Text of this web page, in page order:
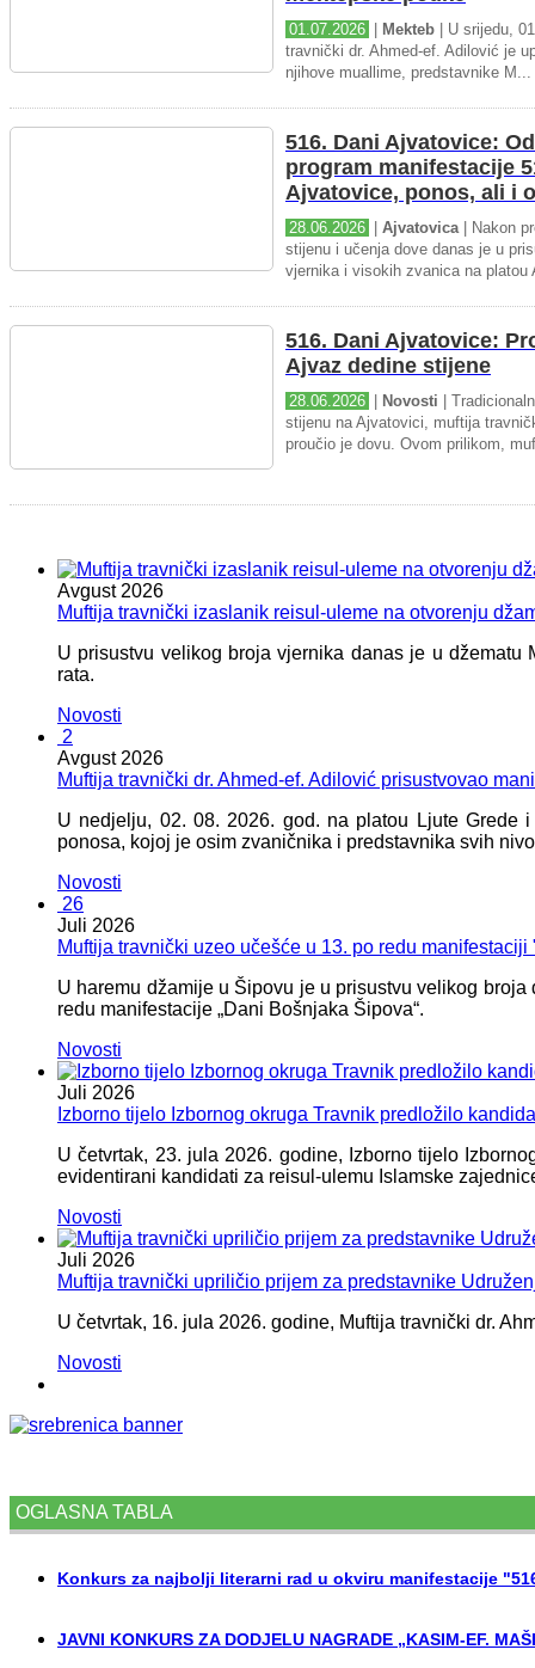
01.07.2026 Mekteb | U srijedu,
travnički dr. Ahmed-ef. Adilović je
njihove muallime, predstavnike M...
516. Dani Ajvatovice:
program manifestacije
Ajvatovice, ponos, ali i
28.06.2026 Ajvatovica| Nakon
stijenu i učenja dove danas je u
vjernika i visokih zvanica na platou
516. Dani Ajvatovice:
Ajvaz dedine stijene
28.06.2026 Novosti |
stijenu na Ajvatovici, muftija
proučio je dovu. Ovom prilikom,
Avgust 2026
Muftija travnički izaslanik reisul-uleme na otvorenju
U prisustvu velikog broja vjernika danas je u
rata.
Novosti
2
Avgust 2026
Muftija travnički dr. Ahmed-ef. Adilović prisustvovao
U nedjelju, 02. 08. 2026. god. na platou Ljute
ponosa, kojoj je osim zvaničnika i predstavnika svih
Novosti
26
Juli 2026
Muftija travnički uzeo učešće u 13. po redu
U haremu džamije u Šipovu je u prisustvu velikog
redu manifestacije „Dani Bošnjaka Šipova“.
Novosti
Juli 2026
Izborno tijelo Izbornog okruga Travnik predložilo
U četvrtak, 23. jula 2026. godine, Izborno tijelo
evidentirani kandidati za reisul-ulemu Islamske
Novosti
Juli 2026
Muftija travnički upriličio prijem za predstavnike
U četvrtak, 16. jula 2026. godine, Muftija travnički dr.
Novosti
OGLASNA TABLA
Konkurs za najbolji literarni rad u okviru manifestacije
JAVNI KONKURS ZA DODJELU NAGRADE „KASIM-EF.